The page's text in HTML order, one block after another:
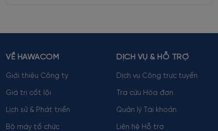
VỀ HAWACOM
Giới thiệu Công ty
Giá trị cốt lõi
Lịch sử & Phát triển
Bộ máy tổ chức
DỊCH VỤ & HỖ TRỢ
Dịch vụ Công trực tuyến
Tra cứu Hóa đơn
Quản lý Tài khoản
Liên hệ Hỗ trợ